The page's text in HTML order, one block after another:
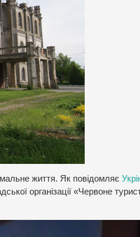
життя. Як повідомляє
організації «Червоне